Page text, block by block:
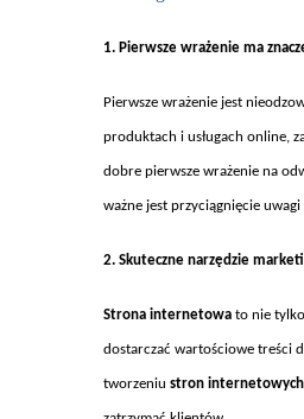
1. Pierwsze wrażenie ma
Pierwsze wrażenie jest
produktach i usługach online,
dobre pierwsze wrażenie na
ważne jest przyciągnięcie
2. Skuteczne narzędzie
Strona internetowa to nie
dostarczać wartościowe treści
tworzeniu stron internetowych